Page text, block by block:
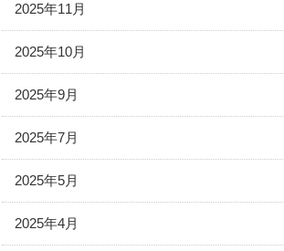
2025年11月
2025年10月
2025年9月
2025年7月
2025年5月
2025年4月